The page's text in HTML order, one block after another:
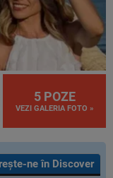
5 POZE
VEZI GALERIA FOTO »
ne în Discover